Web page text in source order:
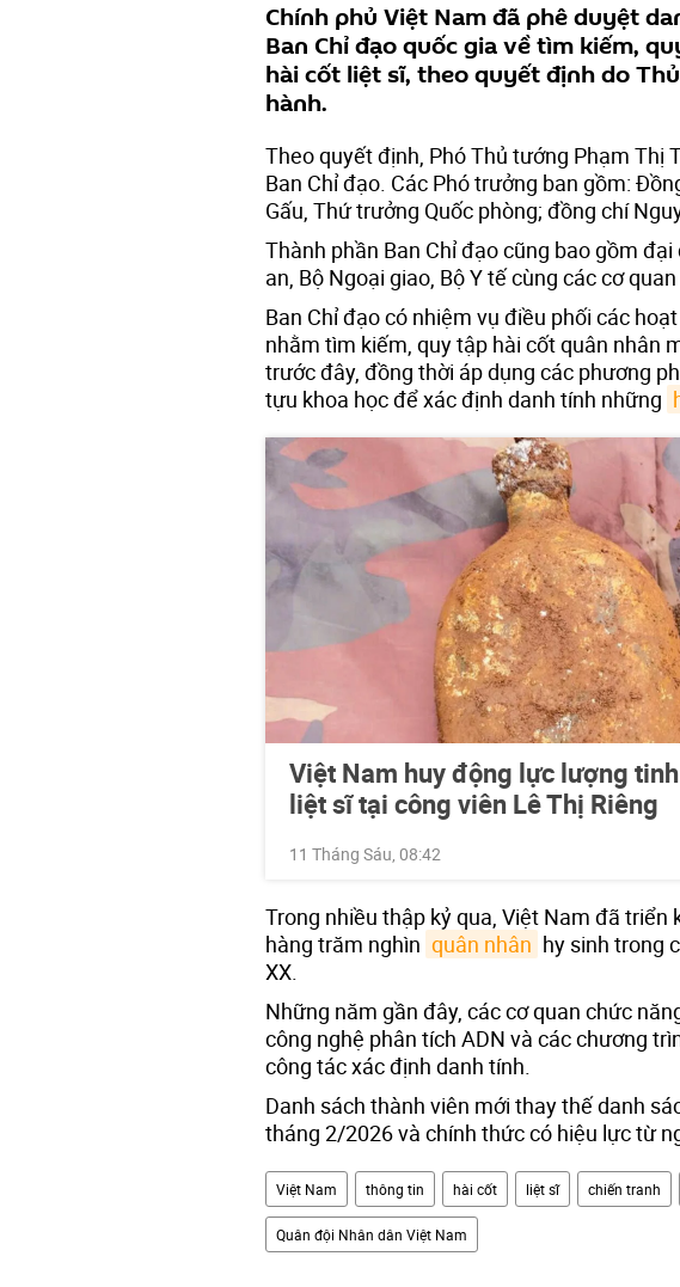
Chính phủ Việt Nam đã phê duyệt
Ban Chỉ đạo quốc gia về tìm kiếm,
hài cốt liệt sĩ, theo quyết định do
hành.
Theo quyết định, Phó Thủ tướng Phạm Thị
Ban Chỉ đạo. Các Phó trưởng ban gồm:
Gấu, Thứ trưởng Quốc phòng; đồng chí
Thành phần Ban Chỉ đạo cũng bao gồm đại
an, Bộ Ngoại giao, Bộ Y tế cùng các cơ
Ban Chỉ đạo có nhiệm vụ điều phối các
nhằm tìm kiếm, quy tập hài cốt quân nhân
trước đây, đồng thời áp dụng các phương
tựu khoa học để xác định danh tính những
Việt Nam huy động lực lượng
liệt sĩ tại công viên Lê Thị Riêng
11 Tháng Sáu, 08:42
Trong nhiều thập kỷ qua, Việt Nam đã
hàng trăm nghìn quân nhân hy sinh trong
XX.
Những năm gần đây, các cơ quan chức
công nghệ phân tích ADN và các chương
công tác xác định danh tính.
Danh sách thành viên mới thay thế danh
tháng 2/2026 và chính thức có hiệu lực từ
Việt Nam thông tin hài cốt liệt sĩ chiến tranh
Quân đội Nhân dân Việt Nam